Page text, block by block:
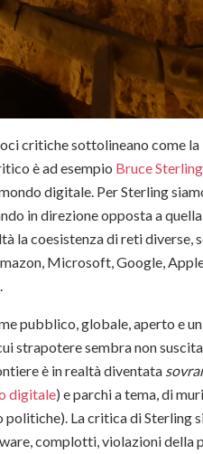
critiche sottolineano come
è ad esempio Bruce Sterling
digitale. Per Sterling
in direzione opposta a
la coesistenza di reti diverse,
Microsoft, Google,
pubblico, globale, aperto e
strapotere sembra non
è in realtà diventata
digitale) e parchi a tema, di
La critica di Sterling
complotti, violazioni della